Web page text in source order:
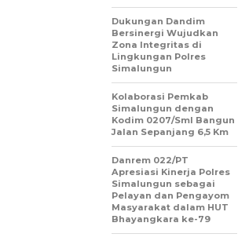
Dukungan Dandim
Bersinergi Wujudkan
Zona Integritas di
Lingkungan Polres
Simalungun
Kolaborasi Pemkab
Simalungun dengan
Kodim 0207/Sml Bangun
Jalan Sepanjang 6,5 Km
Danrem 022/PT
Apresiasi Kinerja Polres
Simalungun sebagai
Pelayan dan Pengayom
Masyarakat dalam HUT
Bhayangkara ke-79